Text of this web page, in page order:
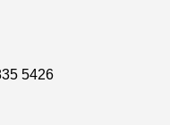
5426